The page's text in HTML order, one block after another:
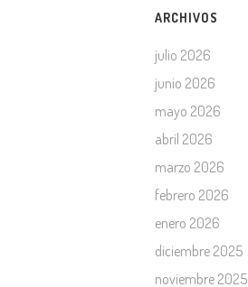
ARCHIVOS
julio 2026
junio 2026
mayo 2026
abril 2026
marzo 2026
febrero 2026
enero 2026
diciembre 2025
noviembre 2025